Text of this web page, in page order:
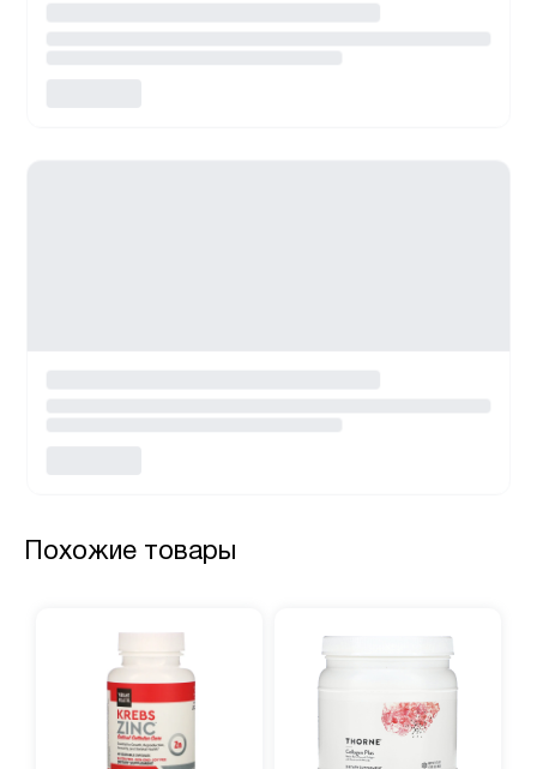
Похожие товары